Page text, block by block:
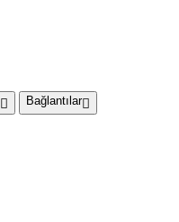
Bağlantılar